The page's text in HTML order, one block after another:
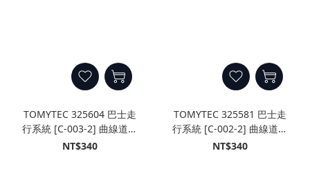
TOMYTEC 325604 巴士走
行系統 [C-003-2] 曲線道路
C140-30-RO (6入)
NT$340
TOMYTEC 325581 巴士走
行系統 [C-002-2] 曲線道路
C103-30-RO (6入)
NT$340